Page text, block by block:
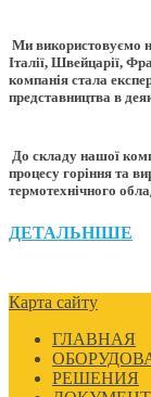
Ми використовуємо
Італії, Швейцарії,
компанія стала
представництва в
До складу нашої
процесу горіння та
термотехнічного
ДЕТАЛЬНІШЕ
Карта сайту
ГЛАВНАЯ
РЕШЕНИЯ